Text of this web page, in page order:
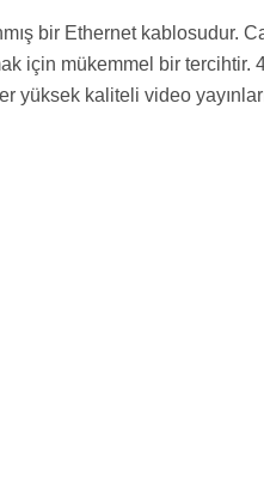
bir Ethernet kablosudur.
için mükemmel bir
kaliteli video